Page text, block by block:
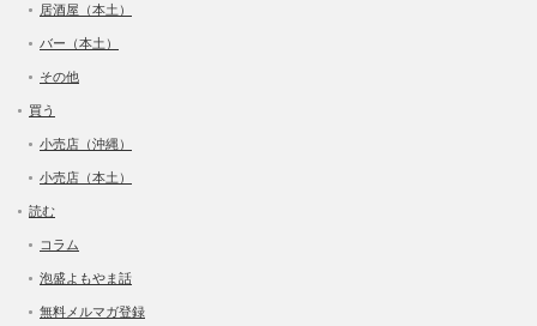
居酒屋（本土）
バー（本土）
その他
買う
小売店（沖縄）
小売店（本土）
読む
コラム
泡盛よもやま話
無料メルマガ登録